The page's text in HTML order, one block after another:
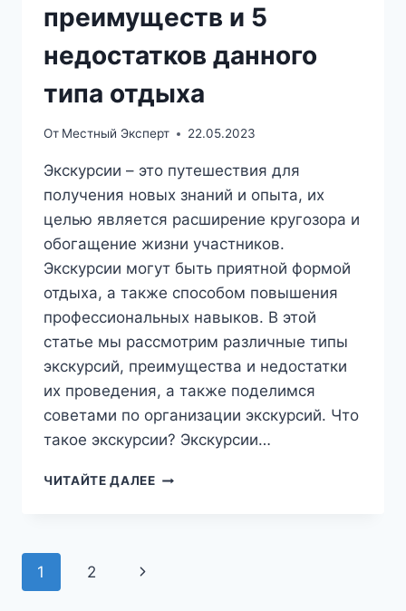
преимуществ и 5
недостатков данного
типа отдыха
От Местный Эксперт 22.05.2023
Экскурсии – это путешествия для
получения новых знаний и опыта, их
целью является расширение кругозора и
обогащение жизни участников.
Экскурсии могут быть приятной формой
отдыха, а также способом повышения
профессиональных навыков. В этой
статье мы рассмотрим различные типы
экскурсий, преимущества и недостатки
их проведения, а также поделимся
советами по организации экскурсий. Что
такое экскурсии? Экскурсии…
ЧИТАЙТЕ ДАЛЕЕКАК
Навигация
1 2
Следующая